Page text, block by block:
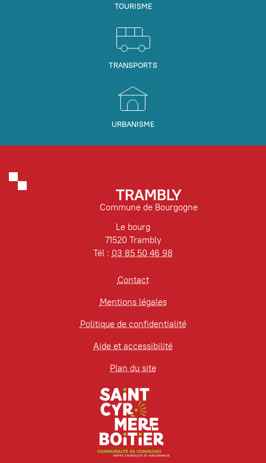
TOURISME
TRANSPORTS
URBANISME
TRAMBLY
Commune de Bourgogne
Le bourg
71520 Trambly
Tél : 03 85 50 46 98
Contact
Mentions légales
Politique de confidentialité
Aide et accessibilité
Plan du site